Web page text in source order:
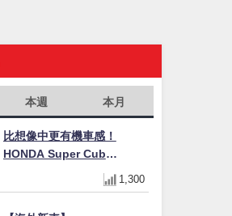
本週 本月
比想像中更有機車感！
HONDA Super Cub
110【Webike愛車精選】
1,300